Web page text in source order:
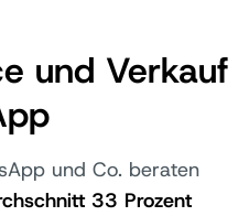
und Verkauf
und Co. beraten
33 Prozent